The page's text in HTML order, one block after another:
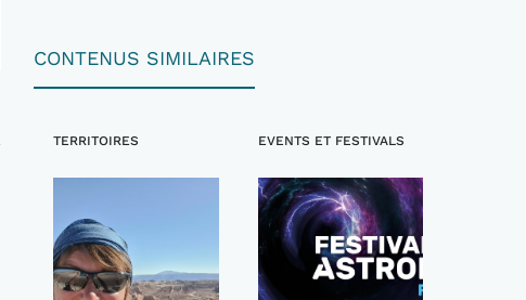
CONTENUS SIMILAIRES
TERRITOIRES EVENTS ET FESTIVALS